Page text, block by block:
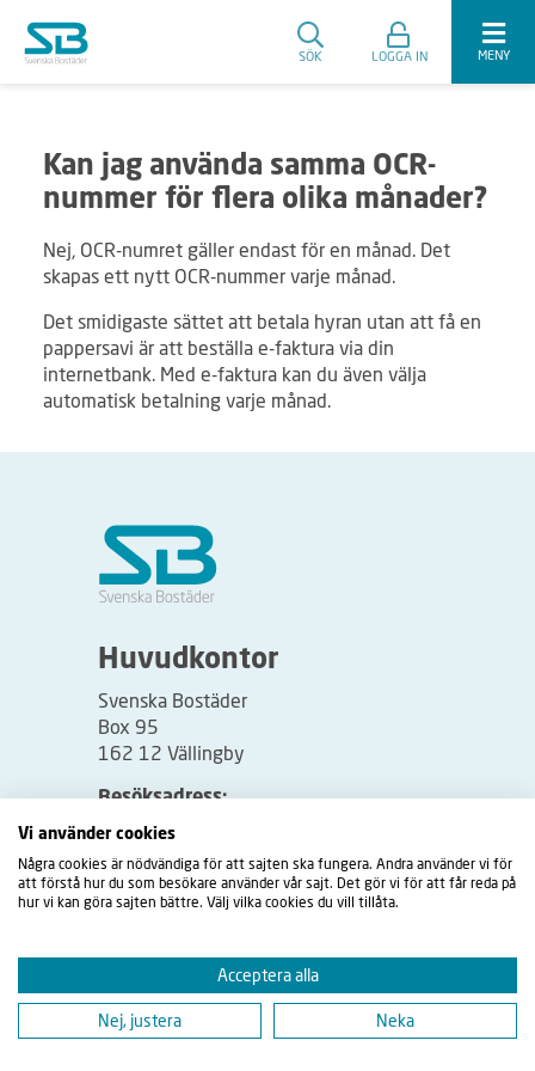
SÖK LOGGA IN MENY
Kan jag använda samma OCR-
nummer för flera olika månader?
Nej, OCR-numret gäller endast för en månad. Det
skapas ett nytt OCR-nummer varje månad.
Det smidigaste sättet att betala hyran utan att få en
pappersavi är att beställa e-faktura via din
internetbank. Med e-faktura kan du även välja
automatisk betalning varje månad.
Huvudkontor
Svenska Bostäder
Box 95
162 12 Vällingby
Besöksadress:
Vällingbyplan 2
Vi använder cookies
Några cookies är nödvändiga för att sajten ska fungera. Andra använder vi för
att förstå hur du som besökare använder vår sajt. Det gör vi för att får reda på
hur vi kan göra sajten bättre. Välj vilka cookies du vill tillåta.
Acceptera alla
Nej, justera Neka